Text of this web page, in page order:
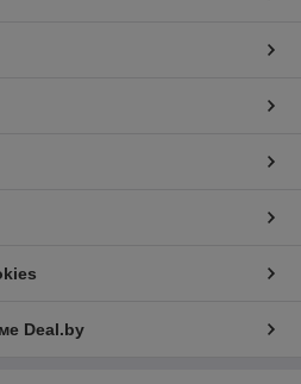
Deal.by